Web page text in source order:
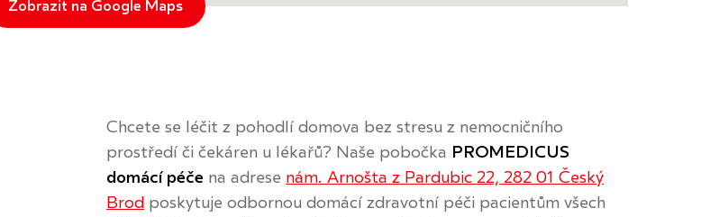
Zobrazit na Google Maps
Chcete se léčit z pohodlí domova bez stresu z nemocničního
prostředí či čekáren u lékařů? Naše pobočka PROMEDICUS
domácí péče na adrese nám. Arnošta z Pardubic 22, 282 01 Český
Brod poskytuje odbornou domácí zdravotní péči pacientům všech